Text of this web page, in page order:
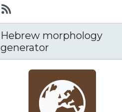
Hebrew morphology
generator